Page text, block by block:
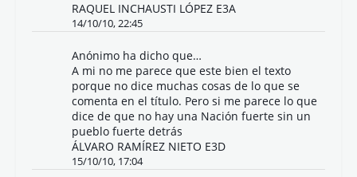
RAQUEL INCHAUSTI LÓPEZ E3A
14/10/10, 22:45
Anónimo ha dicho que…
A mi no me parece que este bien el texto
porque no dice muchas cosas de lo que se
comenta en el título. Pero si me parece lo que
dice de que no hay una Nación fuerte sin un
pueblo fuerte detrás
ÁLVARO RAMÍREZ NIETO E3D
15/10/10, 17:04